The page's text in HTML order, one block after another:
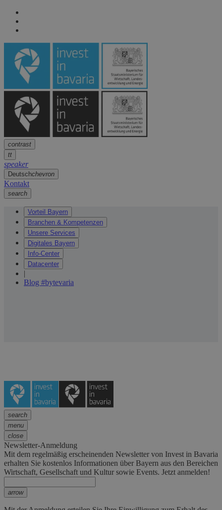
contrast
tt
speaker
Deutschchevron
Kontakt
search
Vorteil Bayern
Branchen & Kompetenzen
Unsere Services
Digitales Bayern
Info-Center
Datacenter
|
Blog #bytevaria
search
menu
close
Newsletter-Anmeldung
Mit dem regelmäßig erscheinenden Newsletter von Invest in Bavaria
erhalten Sie kostenlos Informationen über Bayern aus den Bereichen
Wirtschaft, Gesellschaft und Kultur sowie Events. Jetzt anmelden!
arrow